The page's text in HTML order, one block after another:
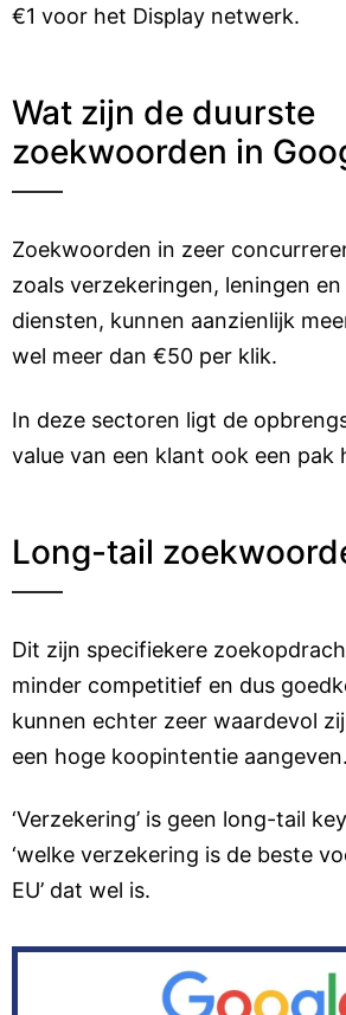
€1 voor het Display netwerk.
Wat zijn de duurste
zoekwoorden in
Zoekwoorden in zeer
zoals verzekeringen, leningen
diensten, kunnen aanzienlijk
wel meer dan €50 per klik.
In deze sectoren ligt de
value van een klant ook een pak
Long-tail
Dit zijn specifiekere
minder competitief en dus
kunnen echter zeer waardevol
een hoge koopintentie aangeven.
‘Verzekering’ is geen long-tail
‘welke verzekering is de beste
EU’ dat wel is.